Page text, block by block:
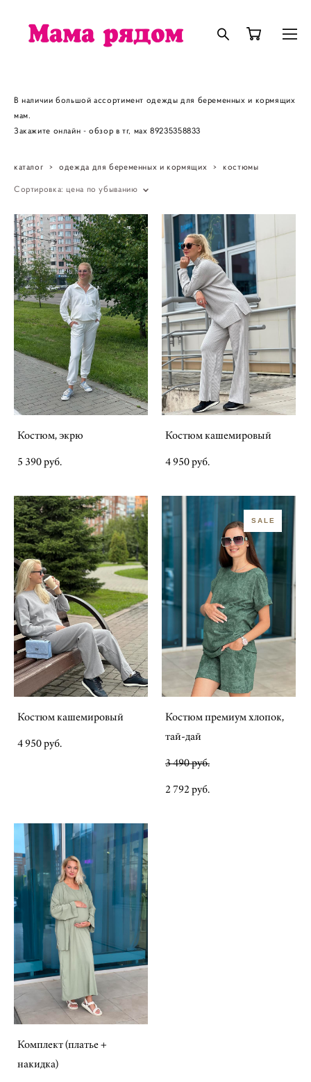
В наличии большой ассортимент одежды для беременных и кормящих
мам.
Закажите онлайн - обзор в тг, мах 89235358833
каталог > одежда для беременных и кормящих > костюмы
Сортировка: цена по убыванию
Костюм, экрю
5 390 pуб.
Костюм кашемировый
4 950 pуб.
Костюм кашемировый
4 950 pуб.
SALE
Костюм премиум хлопок,
тай-дай
3 490 pуб.
2 792 pуб.
Комплект (платье +
накидка)